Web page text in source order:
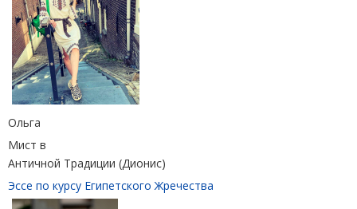
Ольга
Мист в
Античной Традиции (Дионис)
Эссе по курсу Египетского Жречества